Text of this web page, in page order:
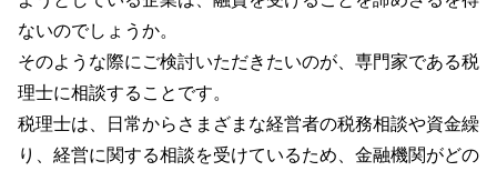
ないのでしょうか。
そのような際にご検討いただきたいのが、専門家である税
理士に相談することです。
税理士は、日常からさまざまな経営者の税務相談や資金繰
り、経営に関する相談を受けているため、金融機関がどの